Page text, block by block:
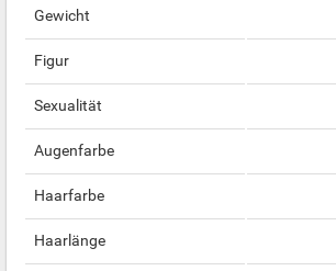
Gewicht
Figur
Sexualität
Augenfarbe
Haarfarbe
Haarlänge